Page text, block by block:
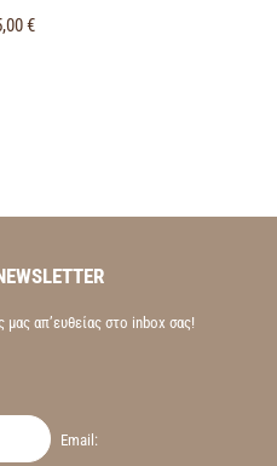
€
απ’ευθείας στο inbox σας!
Email: